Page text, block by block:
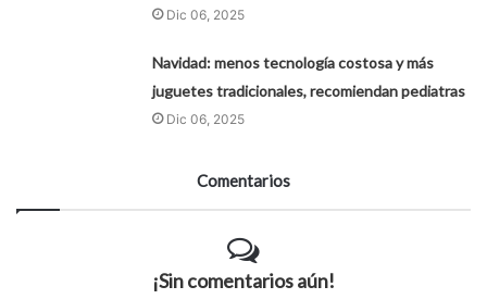
Dic 06, 2025
Navidad: menos tecnología costosa y más
juguetes tradicionales, recomiendan pediatras
Dic 06, 2025
Comentarios
¡Sin comentarios aún!